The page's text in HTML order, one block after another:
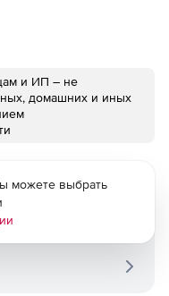
и ИП – не
домашних и иных
можете выбрать